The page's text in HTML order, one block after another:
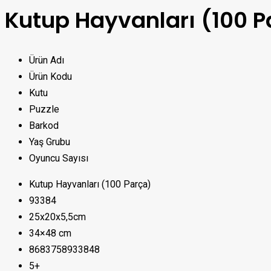
Kutup Hayvanları (100
Ürün Adı
Ürün Kodu
Kutu
Puzzle
Barkod
Yaş Grubu
Oyuncu Sayısı
Kutup Hayvanları (100 Parça)
93384
25x20x5,5cm
34×48 cm
8683758933848
5+